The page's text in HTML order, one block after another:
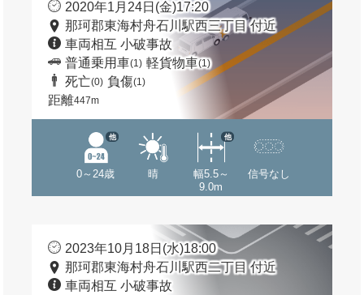
2020年1月24日(金)17:20
那珂郡東海村舟石川駅西三丁目 付近
車両相互 小破事故
普通乗用車(1) 軽貨物車(1)
死亡(0) 負傷(1)
距離447m
0～24歳
他
晴
幅5.5～
9.0m
他
信号なし
2023年10月18日(水)18:00
那珂郡東海村舟石川駅西二丁目 付近
車両相互 小破事故